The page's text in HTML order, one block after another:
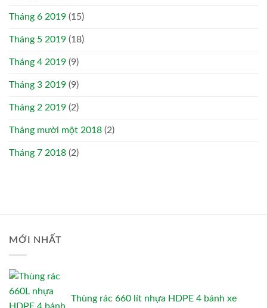
Tháng 6 2019 (15)
Tháng 5 2019 (18)
Tháng 4 2019 (9)
Tháng 3 2019 (9)
Tháng 2 2019 (2)
Tháng mười một 2018 (2)
Tháng 7 2018 (2)
MỚI NHẤT
Thùng rác 660 lít nhựa HDPE 4 bánh xe